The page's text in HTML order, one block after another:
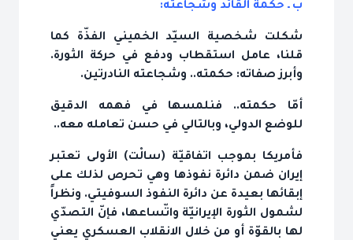
ب ـ حكمة القائد وشجاعته:
شكلت شخصية السيّد الخميني الفذّة كما
قلنا، عامل استقطاب ودفع في حركة الثورة.
وأبرز صفاته: حكمته.. وشجاعته النادرتين.
أمّا حكمته.. فنلمسها في فهمه الدقيق
للوضع الدولي، وبالتالي في حسن تعامله معه..
فأمريكا بموجب اتفاقيّة (سالْت) الأولى تعتبر
إيران ضمن دائرة نفوذها وهي تحرص لذلك على
إبقائها بعيدة عن دائرة النفوذ السوفيتي. ونظراً
لشمول الثورة الإيرانيّة واتّساعها، فإنّ التصدّي
لها بالقوّة أو من خلال الانقلاب العسكري يعني